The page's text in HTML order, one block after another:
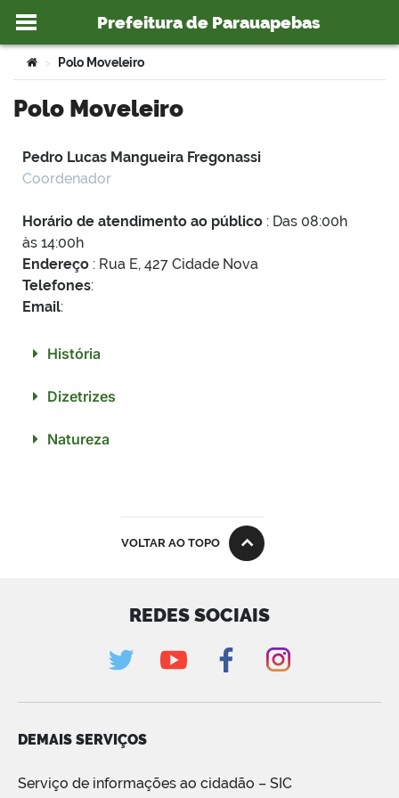
Ir para o conteúdo
Prefeitura de Parauapebas
portal
Você está aqui:
> Polo Moveleiro
Polo Moveleiro
Pedro Lucas Mangueira Fregonassi
Coordenador
Horário de atendimento ao público : Das 08:00h
às 14:00h
Endereço : Rua E, 427 Cidade Nova
Telefones:
Email:
História
Dizetrizes
Natureza
VOLTAR AO TOPO
REDES SOCIAIS
DEMAIS SERVIÇOS
Serviço de informações ao cidadão – SIC